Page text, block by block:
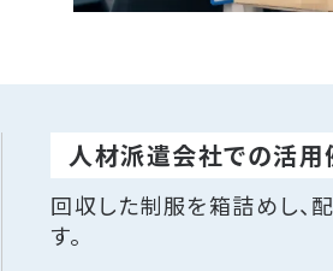
人材派遣会社での活用
回収した制服を箱詰めし、
す。